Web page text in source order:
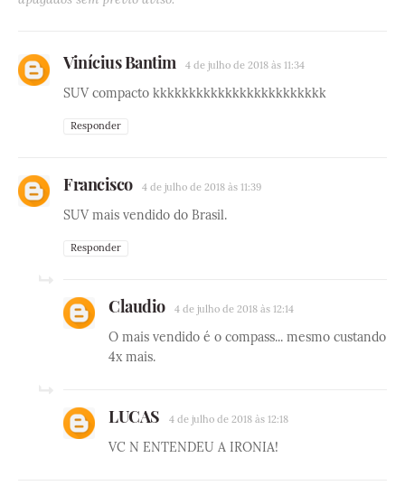
Vinícius Bantim 4 de julho de 2018 às 11:34
SUV compacto kkkkkkkkkkkkkkkkkkkkkkkk
Responder
Francisco 4 de julho de 2018 às 11:39
SUV mais vendido do Brasil.
Responder
Claudio 4 de julho de 2018 às 12:14
O mais vendido é o compass... mesmo custando
4x mais.
LUCAS 4 de julho de 2018 às 12:18
VC N ENTENDEU A IRONIA!